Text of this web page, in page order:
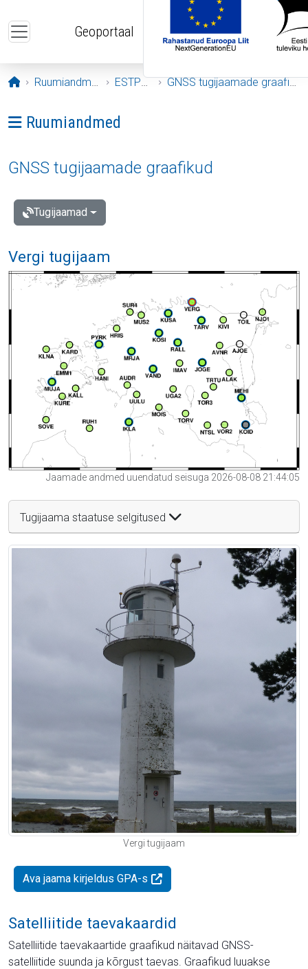
Geoportaal
Avaleht
Ruumiandmed ESTPOS GNSS tugijaamade graafikud
Ava menüü: Ruumiandmed
Ruumiandmed
GNSS tugijaamade graafikud
Tugijaamad
Vergi tugijaam
Jaamade andmed uuendatud seisuga 2026-08-08 21:44:05
Tugijaama staatuse selgitused
Vergi tugijaam
Ava jaama kirjeldus GPA-s
Satelliitide taevakaardid
Satelliitide taevakaartide graafikud näitavad GNSS-
satelliitide suunda ja kõrgust taevas. Graafikud luuakse